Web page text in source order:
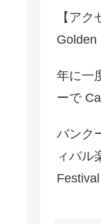
【ア
Golden
年に一
ーで
バンク
ィバル
Festival